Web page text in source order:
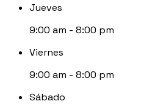
Jueves
9:00 am - 8:00 pm
Viernes
9:00 am - 8:00 pm
Sábado